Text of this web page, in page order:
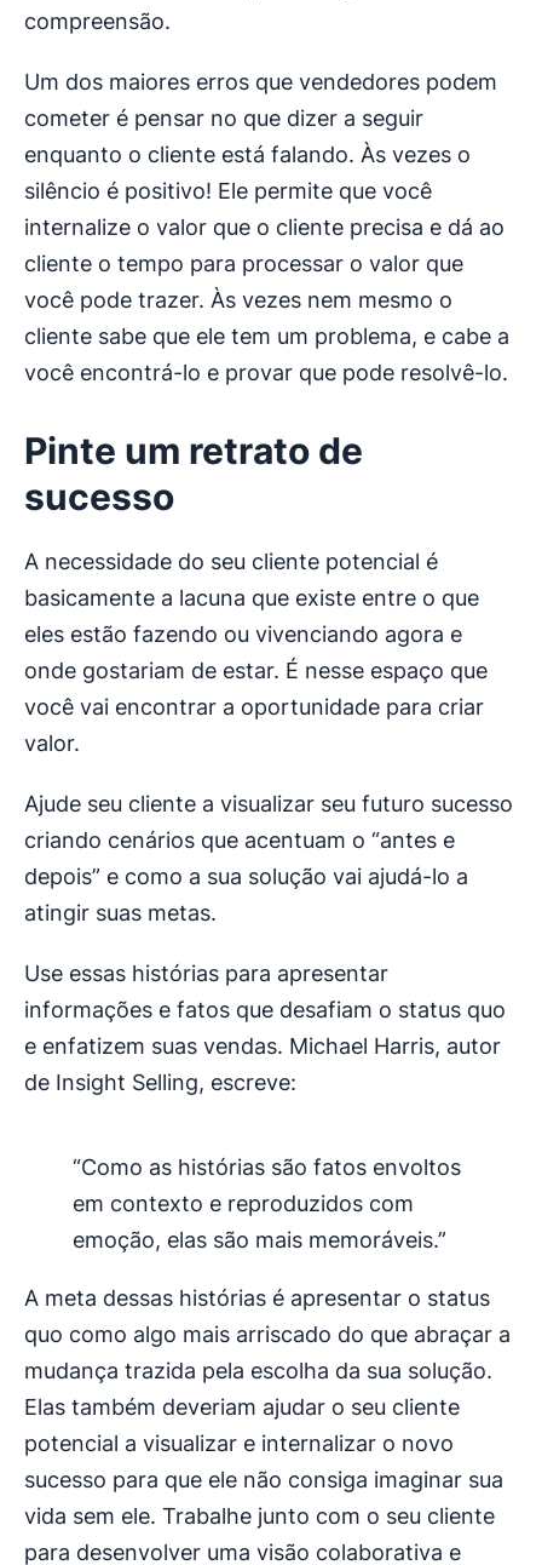
compreensão.
Um dos maiores erros que vendedores podem
cometer é pensar no que dizer a seguir
enquanto o cliente está falando. Às vezes o
silêncio é positivo! Ele permite que você
internalize o valor que o cliente precisa e dá ao
cliente o tempo para processar o valor que
você pode trazer. Às vezes nem mesmo o
cliente sabe que ele tem um problema, e cabe a
você encontrá-lo e provar que pode resolvê-lo.
Pinte um retrato de
sucesso
A necessidade do seu cliente potencial é
basicamente a lacuna que existe entre o que
eles estão fazendo ou vivenciando agora e
onde gostariam de estar. É nesse espaço que
você vai encontrar a oportunidade para criar
valor.
Ajude seu cliente a visualizar seu futuro sucesso
criando cenários que acentuam o “antes e
depois” e como a sua solução vai ajudá-lo a
atingir suas metas.
Use essas histórias para apresentar
informações e fatos que desafiam o status quo
e enfatizem suas vendas. Michael Harris, autor
de Insight Selling, escreve:
“Como as histórias são fatos envoltos
em contexto e reproduzidos com
emoção, elas são mais memoráveis.”
A meta dessas histórias é apresentar o status
quo como algo mais arriscado do que abraçar a
mudança trazida pela escolha da sua solução.
Elas também deveriam ajudar o seu cliente
potencial a visualizar e internalizar o novo
sucesso para que ele não consiga imaginar sua
vida sem ele. Trabalhe junto com o seu cliente
para desenvolver uma visão colaborativa e